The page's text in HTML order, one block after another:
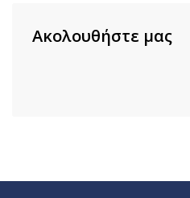
Ακολουθήστε μας